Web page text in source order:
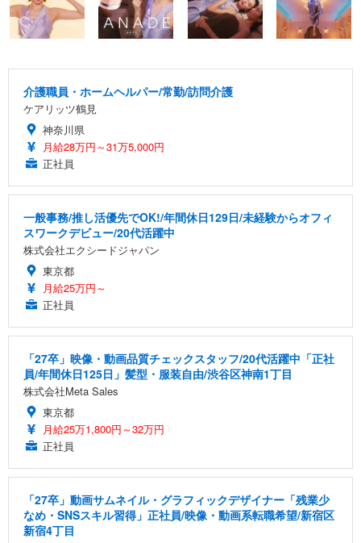
介護職員・ホームヘルパー/常勤/訪問介護
ケアリッツ鶴見
神奈川県
月給28万円～31万5,000円
正社員
一般事務/推し活優先でOK!/年間休日129日/未経験からオフィ
スワークデビュー/20代活躍中
株式会社エクシードジャパン
東京都
月給25万円～
正社員
「27卒」映像・動画品質チェックスタッフ/20代活躍中「正社
員/年間休日125日」髪型・服装自由/渋谷区神南1丁目
株式会社Meta Sales
東京都
月給25万1,800円～32万円
正社員
「27卒」動画サムネイル・グラフィックデザイナー「残業少
なめ・SNSスキル習得」正社員/映像・動画系転職希望/新宿区
新宿4丁目